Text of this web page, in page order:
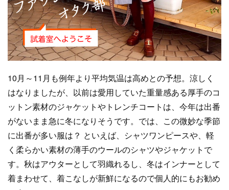
10月～11月も例年より平均気温は高めとの予想。涼しく
はなりましたが、以前は愛用していた重量感ある厚手のコ
ットン素材のジャケットやトレンチコートは、今年は出番
がないまま急に冬になりそうです。では、この微妙な季節
に出番が多い服は？ といえば、シャツワンピースや、軽
く柔らかい素材の薄手のウールのシャツやジャケットで
す。秋はアウターとして羽織れるし、冬はインナーとして
着まわせて、着こなしが新鮮になるので個人的にもお勧め